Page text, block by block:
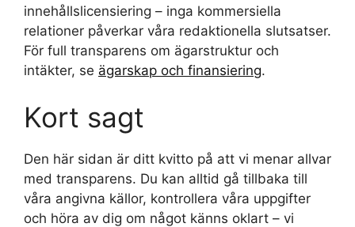
innehållslicensiering – inga kommersiella
relationer påverkar våra redaktionella slutsatser.
För full transparens om ägarstruktur och
intäkter, se ägarskap och finansiering.
Kort sagt
Den här sidan är ditt kvitto på att vi menar allvar
med transparens. Du kan alltid gå tillbaka till
våra angivna källor, kontrollera våra uppgifter
och höra av dig om något känns oklart – vi